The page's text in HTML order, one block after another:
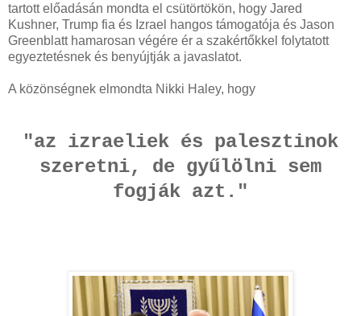
tartott előadásán mondta el csütörtökön, hogy Jared
Kushner, Trump fia és Izrael hangos támogatója és Jason
Greenblatt hamarosan végére ér a szakértőkkel folytatott
egyeztetésnek és benyújtják a javaslatot.
A közönségnek elmondta Nikki Haley, hogy
"az izraeliek és palesztinok
szeretni, de gyűlölni sem
fogják azt."